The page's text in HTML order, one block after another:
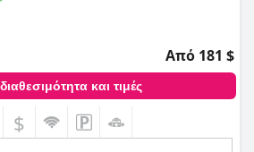
Από 181 $
και τιμές
$